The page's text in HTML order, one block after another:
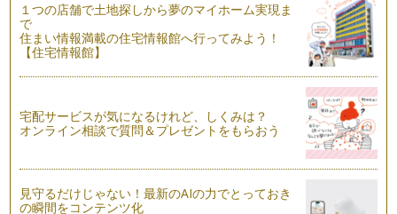
あかちゃんの絵本4『がたんごとん がたんごとん』
小さい子は本当に電車が大好きですね。 電車が見えると大興
奮。 しばらくは見ています…
新緑が綺麗ですね。毎週末お天気だとどこかへ出かけたくな
ります。今月は『ムニャム…
お」をテーマにした絵本がいろいろ出…
１つの店舗で土地探しから夢のマイホーム実現ま
で
住まい情報満載の住宅情報館へ行ってみよう！
【住宅情報館】
宅配サービスが気になるけれど、しくみは？
オンライン相談で質問＆プレゼントをもらおう
見守るだけじゃない！最新のAIの力でとっておき
の瞬間をコンテンツ化